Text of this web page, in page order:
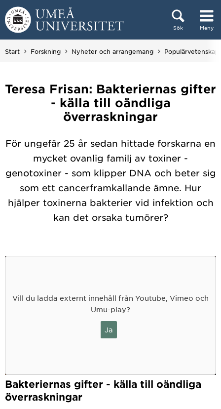
Hoppa direkt till innehållet
Sök Meny
Huvudmenyn dold.
Start Forskning Nyheter och arrangemang
Teresa Frisan: Bakteriernas gifter
- källa till oändliga
överraskningar
För ungefär 25 år sedan hittade forskarna en
mycket ovanlig familj av toxiner -
genotoxiner - som klipper DNA och beter sig
som ett cancerframkallande ämne. Hur
hjälper toxinerna bakterier vid infektion och
kan det orsaka tumörer?
Vill du ladda externt innehåll från Youtube, Vimeo och
Umu-play?
Ja
Bakteriernas gifter - källa till oändliga
överraskningar